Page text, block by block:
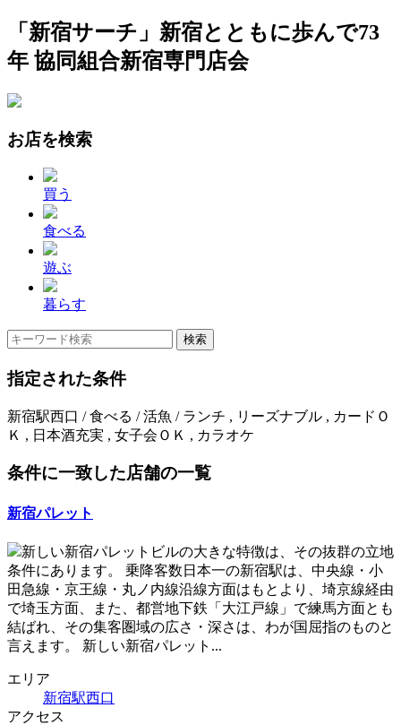
「新宿サーチ」新宿とともに歩んで73
年 協同組合新宿専門店会
お店を検索
買う
食べる
遊ぶ
暮らす
指定された条件
新宿駅西口 / 食べる / 活魚 / ランチ , リーズナブル , カードＯ
Ｋ , 日本酒充実 , 女子会ＯＫ , カラオケ
条件に一致した店舗の一覧
新宿パレット
新しい新宿パレットビルの大きな特徴は、その抜群の立地
条件にあります。 乗降客数日本一の新宿駅は、中央線・小
田急線・京王線・丸ノ内線沿線方面はもとより、埼京線経由
で埼玉方面、また、都営地下鉄「大江戸線」で練馬方面とも
結ばれ、その集客圏域の広さ・深さは、わが国屈指のものと
言えます。 新しい新宿パレット...
エリア
新宿駅西口
アクセス